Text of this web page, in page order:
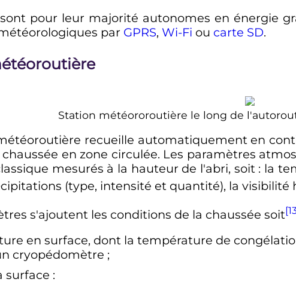
pour leur majorité autonomes en énergie
par GPRS, Wi-Fi ou carte SD.
Station météororoutière le long de
recueille automatiquement en
en zone circulée. Les paramètres
mesurés à la hauteur de l'abri, soit : la
(type, intensité et quantité), la
s'ajoutent les conditions de la chaussée soit
en surface, dont la température de
cryopédomètre ;
surface :